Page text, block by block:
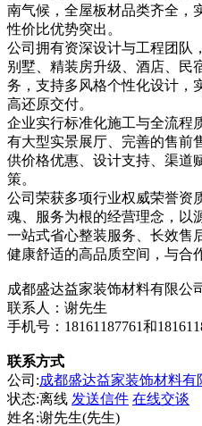
南气候，全屋板材品类齐全，
性价比优势突出。
公司拥有资深设计与工程团队
别墅、精装房升级、酒店、民
务，支持多风格个性化设计，
高还原交付。
企业实行标准化施工与全流程
有大型实景展厅、完善的售前
供价格优惠、设计支持、渠道
策。
公司荣获多项行业权威荣誉资
魂、服务为根的经营理念，以
一站式省心整装服务、长效售
健康舒适的高品质空间，与合
成都盛达益家装饰材料有限公
联系人：谢先生
手机号：18161187761和
联系方式
公司:成都盛达益家装饰材料有
状态:离线 发送信件 在线交谈
姓名:谢先生(先生)